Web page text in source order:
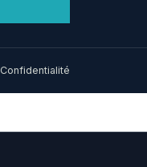
Confidentialité